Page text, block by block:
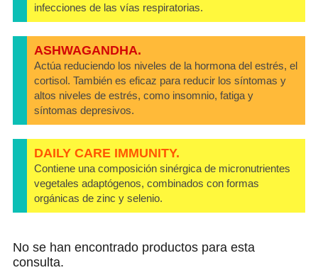
infecciones de las vías respiratorias.
ASHWAGANDHA.
Actúa reduciendo los niveles de la hormona del estrés, el
cortisol. También es eficaz para reducir los síntomas y
altos niveles de estrés, como insomnio, fatiga y
síntomas depresivos.
DAILY CARE IMMUNITY.
Contiene una composición sinérgica de micronutrientes
vegetales adaptógenos, combinados con formas
orgánicas de zinc y selenio.
No se han encontrado productos para esta
consulta.